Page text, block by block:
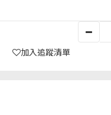
加入追蹤清單